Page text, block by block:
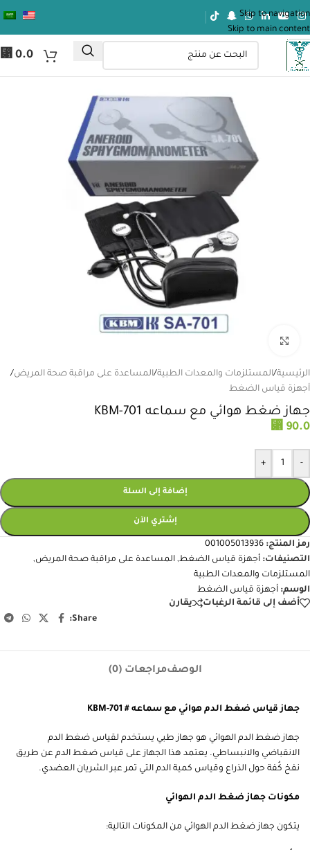
Skip to navigation
Skip to main content
⃁ 0.0
الرئيسية/المستلزمات والمعدات الطبية/المساعدة على مراقبة صحة المريض/
أجهزة قياس الضغط
جهاز ضغط هوائي مع سماعه KBM-701
⃁ 90.0
-
+
إضافة إلى السلة
إشتري الآن
رمز المنتج: 001005013936
التصنيفات: أجهزة قياس الضغط, المساعدة على مراقبة صحة المريض,
المستلزمات والمعدات الطبية
الوسم: أجهزة قياس الضغط
أضف إلى قائمة الرغبات
يقارن
Share:
الوصفمراجعات (0)
جهاز قياس ضغط الدم هوائي مع سماعه # KBM-701
جهاز ضغط الدم الهوائي هو جهاز طبي يستخدم لقياس ضغط الدم
الانقباضي والانبساطي. يعتمد هذا الجهاز على قياس ضغط الدم عن طريق
نفخ كُفة حول الذراع وقياس كمية الدم التي تمر عبر الشريان العضدي.
مكونات جهاز ضغط الدم الهوائي
يتكون جهاز ضغط الدم الهوائي من المكونات التالية: